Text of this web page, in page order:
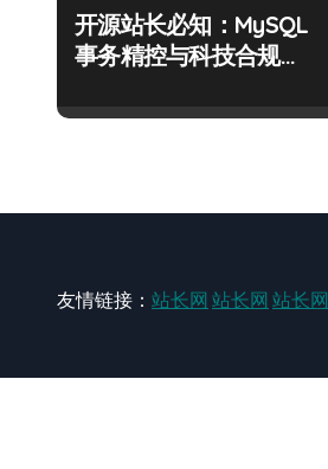
开源站长必知：MySQL
事务精控与科技合规风
友情链接： 站长网 站长网 站长网